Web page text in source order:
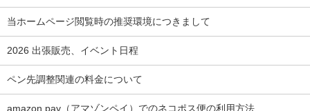
当ホームページ閲覧時の推奨環境につきまして
2026 出張販売、イベント日程
ペン先調整関連の料金について
amazon pay（アマゾンペイ）でのネコポス便の利用方法